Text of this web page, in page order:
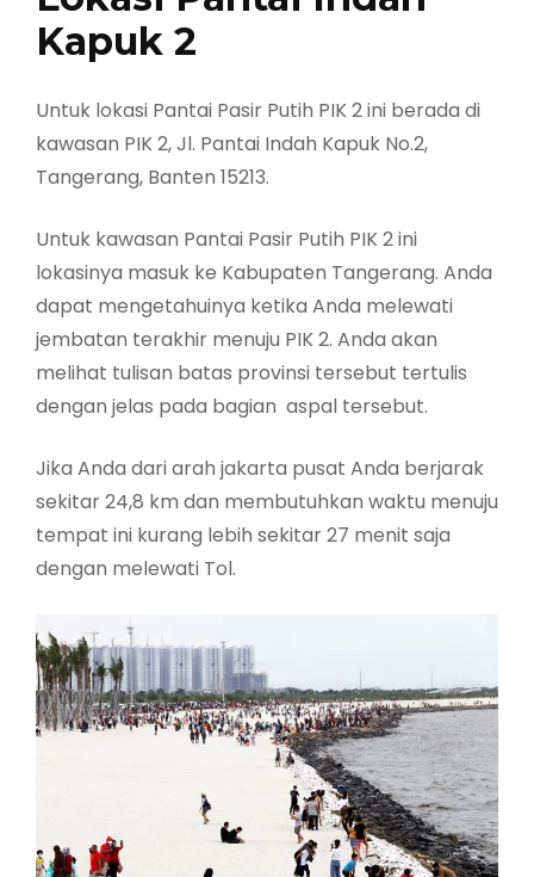
Kapuk 2
Untuk lokasi Pantai Pasir Putih PIK 2 ini berada di
kawasan PIK 2, Jl. Pantai Indah Kapuk No.2,
Tangerang, Banten 15213.
Untuk kawasan Pantai Pasir Putih PIK 2 ini
lokasinya masuk ke Kabupaten Tangerang. Anda
dapat mengetahuinya ketika Anda melewati
jembatan terakhir menuju PIK 2. Anda akan
melihat tulisan batas provinsi tersebut tertulis
dengan jelas pada bagian aspal tersebut.
Jika Anda dari arah jakarta pusat Anda berjarak
sekitar 24,8 km dan membutuhkan waktu menuju
tempat ini kurang lebih sekitar 27 menit saja
dengan melewati Tol.